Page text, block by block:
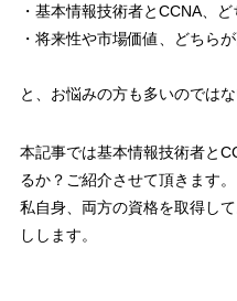
・基本情報技術者とCCNA、
・将来性や市場価値、どちら
と、お悩みの方も多いのでは
本記事では基本情報技術者と
るか？ ご紹介させて頂きます。
私自身、両方の資格を取得し
しします。